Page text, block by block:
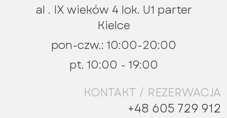
al . IX wieków 4 lok. U1 parter
Kielce
pon-czw.: 10:00-20:00
pt. 10:00 - 19:00
KONTAKT / REZERWACJA
+48 605 729 912